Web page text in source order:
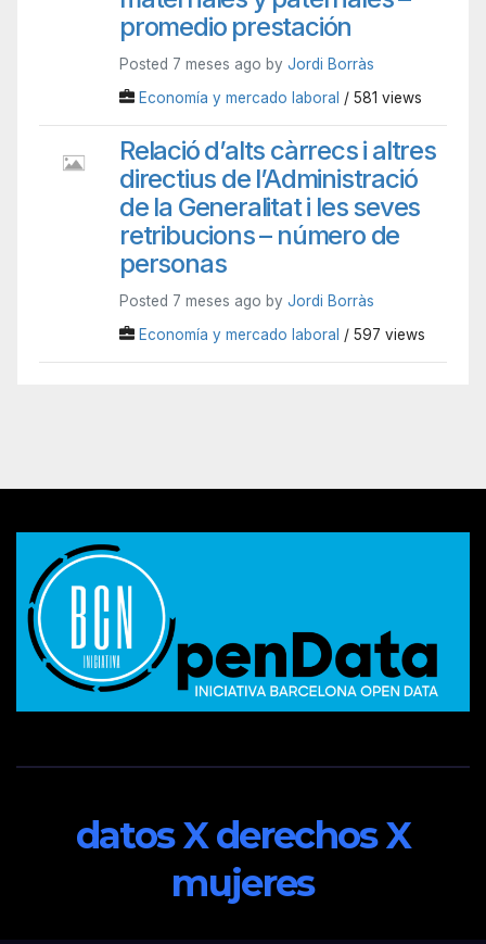
promedio prestación
Posted 7 meses ago by Jordi Borràs
Economía y mercado laboral / 581 views
Relació d’alts càrrecs i altres
directius de l’Administració
de la Generalitat i les seves
retribucions – número de
personas
Posted 7 meses ago by Jordi Borràs
Economía y mercado laboral / 597 views
datos X derechos X
mujeres